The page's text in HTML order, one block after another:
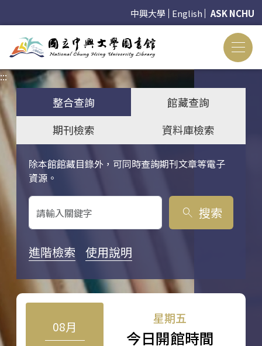
中興大學 English ASK NCHU
:::
整合查詢
館藏查詢
期刊檢索
資料庫檢索
除本館館藏目錄外，可同時查詢期刊文章等電子
資源。
關鍵字搜尋
search 搜索
進階檢索 使用說明
08月
星期五
今日開館時間